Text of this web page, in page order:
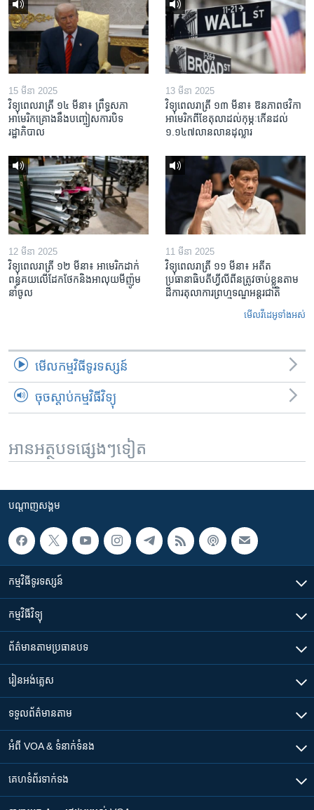
15 មីនា 2025
វិទ្យុពេលរាត្រី ១៤ មីនា៖ ព្រឹទ្ធសភា
អាមេរិកគ្រោងនឹងបញ្ចៀសការបិទ
រដ្ឋាភិបាល
13 មីនា 2025
វិទ្យុពេលរាត្រី ១៣ មីនា៖ ឱនភាព​ថវិកា​
អាមេរិក​ពី​ខែ​តុលា​ដល់​កុម្ភៈ​កើន​ដល់​
១.១៤៧​លានលាន​ដុល្លារ
12 មីនា 2025
វិទ្យុពេលរាត្រី ១២ មីនា៖ អាមេរិក​ដាក់​
ពន្ធគយ​លើ​ដែកថែក​និង​អាលុយ​មីញ៉ូម​
នាំចូល
11 មីនា 2025
វិទ្យុពេលរាត្រី ១១ មីនា៖ អតីត​
ប្រធានាធិបតីហ្វីលីពីន​ត្រូវ​ចាប់ខ្លួនតាម
ដីការ​តុលាការ​ព្រហ្មទណ្ឌ​អន្តរជាតិ
មើល​វីដេអូ​ទាំង​អស់
មើល​កម្មវិធី​ទូរទស្សន៍
ចុចស្តាប់កម្មវិធីវិទ្យុ
អានអត្ថបទផ្សេងៗទៀត
បណ្តាញ​សង្គម
កម្មវិធី​ទូរទស្សន៍
កម្មវិធី​វិទ្យុ
ព័ត៌មាន​តាមប្រធានបទ​
រៀន​​អង់គ្លេស
ទទួល​ព័ត៌មាន​តាម
អំពី​ VOA & ទំនាក់ទំនង
គេហទំព័រ​​ទាក់ទង